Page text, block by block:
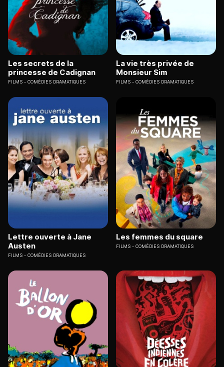
Les secrets de la
princesse de Cadignan
FILMS COMÉDIES DRAMATIQUES
La vie très privée de
Monsieur Sim
FILMS COMÉDIES DRAMATIQUES
Lettre ouverte à Jane
Austen
FILMS COMÉDIES DRAMATIQUES
Les femmes du square
FILMS COMÉDIES DRAMATIQUES